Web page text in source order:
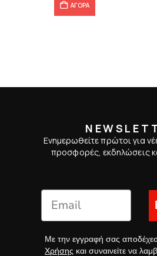
ΑΓΟΡΑ
Ενημερωθείτε πρώτοι για
προσφορές, εκδηλώσεις
Με την εγγραφή σας
Χρήσης και συναινείτε να